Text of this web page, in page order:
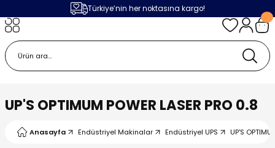
Türkiye’nin her noktasına kargo!
UP'S OPTIMUM POWER LASER PRO 0.8
Anasayfa Endüstriyel Makinalar Endüstriyel UPS UP'S
Geri Dön
Geri Dön
Geri Dön
Geri Dön